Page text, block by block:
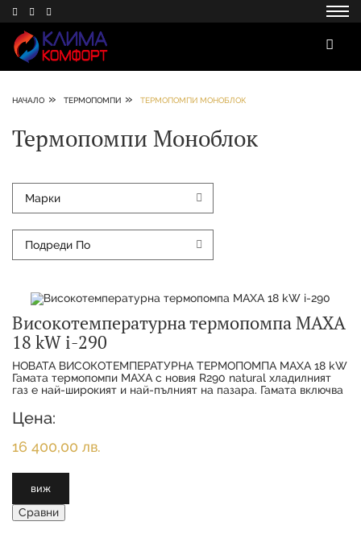
НАЧАЛО » ТЕРМОПОМПИ » ТЕРМОПОМПИ МОНОБЛОК
Термопомпи Моноблок
Марки
Подреди По
Високотемпературна термопомпа MAXA
18 kW i-290
НОВАТА ВИСОКОТЕМПЕРАТУРНА ТЕРМОПОМПА MAXA 18 kW
Гамата термопомпи MAXA с новия R290 natural хладилният
газ е най-широкият и най-пълният на пазара. Гамата включва
Цена:
16 400,00 лв.
виж
Сравни